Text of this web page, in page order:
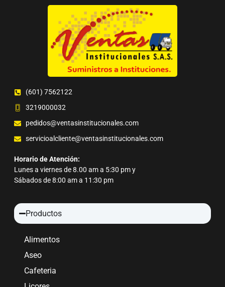
(601) 7562122
3219000032
pedidos@ventasinstitucionales.com
servicioalcliente@ventasinstitucionales.com
Horario de Atención:
Lunes a viernes de 8.00 am a 5:30 pm y
Sábados de 8:00 am a 11:30 pm
Productos
Alimentos
Aseo
Cafeteria